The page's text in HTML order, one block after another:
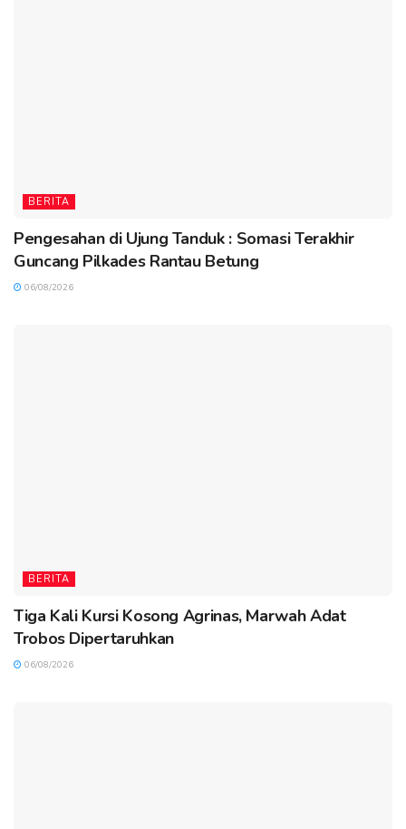
BERITA
Pengesahan di Ujung Tanduk : Somasi Terakhir
Guncang Pilkades Rantau Betung
06/08/2026
BERITA
Tiga Kali Kursi Kosong Agrinas, Marwah Adat
Trobos Dipertaruhkan
06/08/2026